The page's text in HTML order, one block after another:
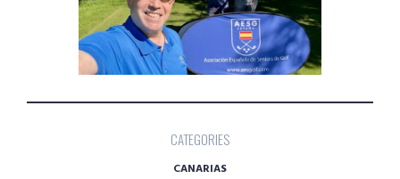
CATEGORIES
CANARIAS